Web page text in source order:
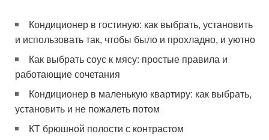
Кондиционер в гостиную: как выбрать, установить
и использовать так, чтобы было и прохладно, и уютно
Как выбрать соус к мясу: простые правила и
работающие сочетания
Кондиционер в маленькую квартиру: как выбрать,
установить и не пожалеть потом
КТ брюшной полости с контрастом